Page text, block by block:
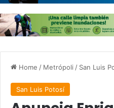
Home / Metrópoli / San Luis
San Luis Potosí